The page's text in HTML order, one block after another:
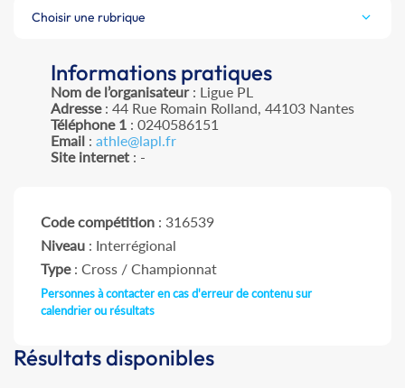
Choisir une rubrique
Informations pratiques
Nom de l’organisateur: Ligue PL
Adresse: 44 Rue Romain Rolland, 44103 Nantes
Téléphone 1 : 0240586151
Email : athle@lapl.fr
Site internet : -
Code compétition : 316539
Niveau : Interrégional
Type: Cross / Championnat
Personnes à contacter en cas d'erreur de contenu sur
calendrier ou résultats
Résultats disponibles